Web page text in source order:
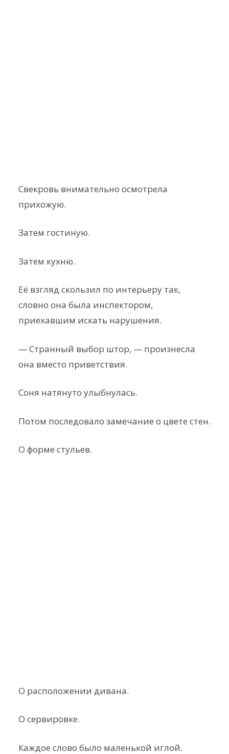
Свекровь внимательно осмотрела
прихожую.
Затем гостиную.
Затем кухню.
Её взгляд скользил по интерьеру так,
словно она была инспектором,
приехавшим искать нарушения.
— Странный выбор штор, — произнесла
она вместо приветствия.
Соня натянуто улыбнулась.
Потом последовало замечание о цвете стен.
О форме стульев.
О расположении дивана.
О сервировке.
Каждое слово было маленькой иглой.